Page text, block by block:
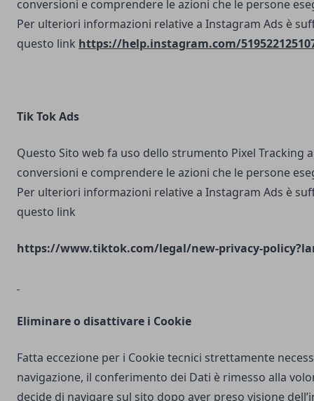
conversioni e comprendere le azioni che le persone
Per ulteriori informazioni relative a Instagram Ads è
questo link https://help.instagram.com/
Tik Tok Ads
Questo Sito web fa uso dello strumento Pixel Tracking
conversioni e comprendere le azioni che le persone
Per ulteriori informazioni relative a Instagram Ads è
questo link
https://www.tiktok.com/legal/new-privacy-
Eliminare o disattivare i Cookie
Fatta eccezione per i Cookie tecnici strettamente
navigazione, il conferimento dei Dati è rimesso alla
decide di navigare sul sito dopo aver preso visione